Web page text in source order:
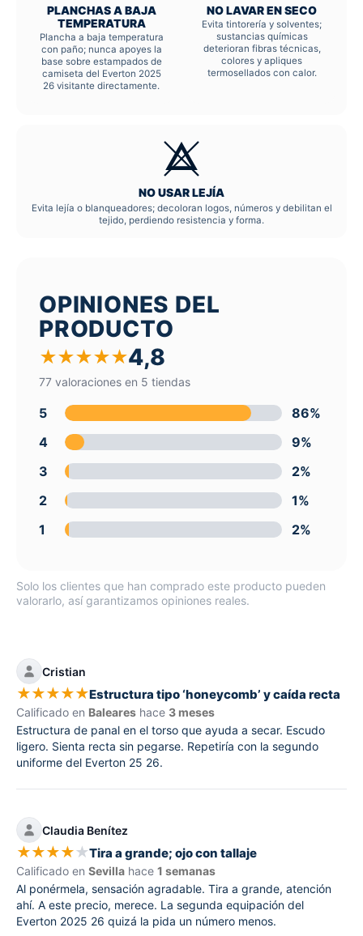
PLANCHAS A BAJA
TEMPERATURA
Plancha a baja temperatura
con paño; nunca apoyes la
base sobre estampados de
camiseta del Everton 2025
26 visitante directamente.
NO LAVAR EN SECO
Evita tintorería y solventes;
sustancias químicas
deterioran fibras técnicas,
colores y apliques
termosellados con calor.
NO USAR LEJÍA
Evita lejía o blanqueadores; decoloran logos, números y debilitan el
tejido, perdiendo resistencia y forma.
OPINIONES DEL
PRODUCTO
★★★★★4,8
77 valoraciones en 5 tiendas
5
86%
4
9%
3
2%
2
1%
1
2%
Solo los clientes que han comprado este producto pueden
valorarlo, así garantizamos opiniones reales.
Cristian
★★★★★Estructura tipo ‘honeycomb’ y caída recta
Calificado en Baleares hace 3 meses
Estructura de panal en el torso que ayuda a secar. Escudo
ligero. Sienta recta sin pegarse. Repetiría con la segundo
uniforme del Everton 25 26.
Claudia Benítez
★★★★★Tira a grande; ojo con tallaje
Calificado en Sevilla hace 1 semanas
Al ponérmela, sensación agradable. Tira a grande, atención
ahí. A este precio, merece. La segunda equipación del
Everton 2025 26 quizá la pida un número menos.